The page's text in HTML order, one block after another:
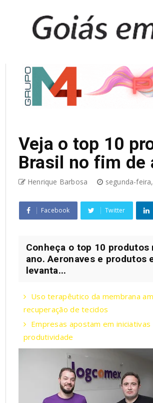
Veja o top 10
Brasil no fim de
Henrique Barbosa segunda-
Facebook Twitter
Conheça o top 10
ano. Aeronaves e
levanta...
Uso terapêutico da membrana
recuperação de tecidos
Empresas apostam em
produtividade